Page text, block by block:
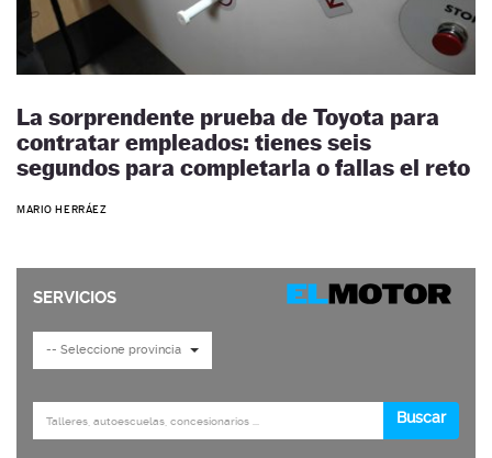
La sorprendente prueba de Toyota para
contratar empleados: tienes seis
segundos para completarla o fallas el reto
MARIO HERRÁEZ